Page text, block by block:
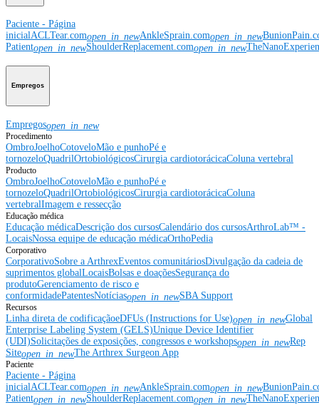
Paciente - Página
inicialACLTear.comopen_in_newAnkleSprain.comopen_in_new
Patientopen_in_newShoulderReplacement.comopen_in_new
Empregos
Empregosopen_in_new
Procedimento
OmbroJoelhoCotoveloMão e punhoPé e
tornozeloQuadrilOrtobiológicosCirurgia cardiotorácicaColuna vertebral
Producto
OmbroJoelhoCotoveloMão e punhoPé e
tornozeloQuadrilOrtobiológicosCirurgia cardiotorácicaColuna
vertebralImagem e ressecção
Educação médica
Educação médicaDescrição dos cursosCalendário dos cursosArthroLab™ -
LocaisNossa equipe de educação médicaOrthoPedia
Corporativo
CorporativoSobre a ArthrexEventos comunitáriosDivulgação da cadeia de
suprimentos globalLocaisBolsas e doaçõesSegurança do
produtoGerenciamento de risco e
conformidadePatentesNotíciasopen_in_newSBA Support
Recursos
Linha direta de codificaçãoeDFUs (Instructions for Use)open_in_newGlobal
Enterprise Labeling System (GELS)Unique Device Identifier
(UDI)Solicitações de exposições, congressos e workshopsopen_in_newRep
Siteopen_in_newThe Arthrex Surgeon App
Paciente
Paciente - Página
inicialACLTear.comopen_in_newAnkleSprain.comopen_in_new
Patientopen_in_newShoulderReplacement.comopen_in_new